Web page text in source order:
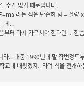
수가 없기 때문입니다.
라는 식은 단순히 힘 = 질량
데...
부터 다시 가르쳐야 한다면 ... 한
라... 대충 1990년대 말 학번정도
교때 배웠겠지.. 라며 식을 전개